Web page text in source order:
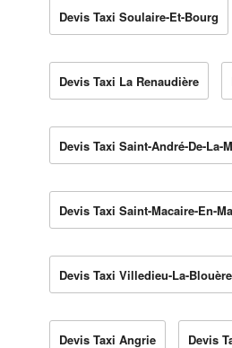
Devis Taxi Soulaire-Et-Bourg
Devis Taxi La Renaudière
Devis Taxi Saint-André-De-La-
Devis Taxi Saint-Macaire-En-
Devis Taxi Villedieu-La-Blouère
Devis Taxi Angrie Devis